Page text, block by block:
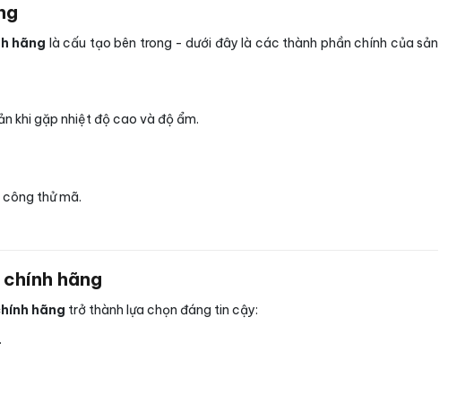
hãng là cấu tạo bên trong - dưới đây là các thành phần chính của sản
khi gặp nhiệt độ cao và độ ẩm.
thử mã.
hãng
hãng trở thành lựa chọn đáng tin cậy: